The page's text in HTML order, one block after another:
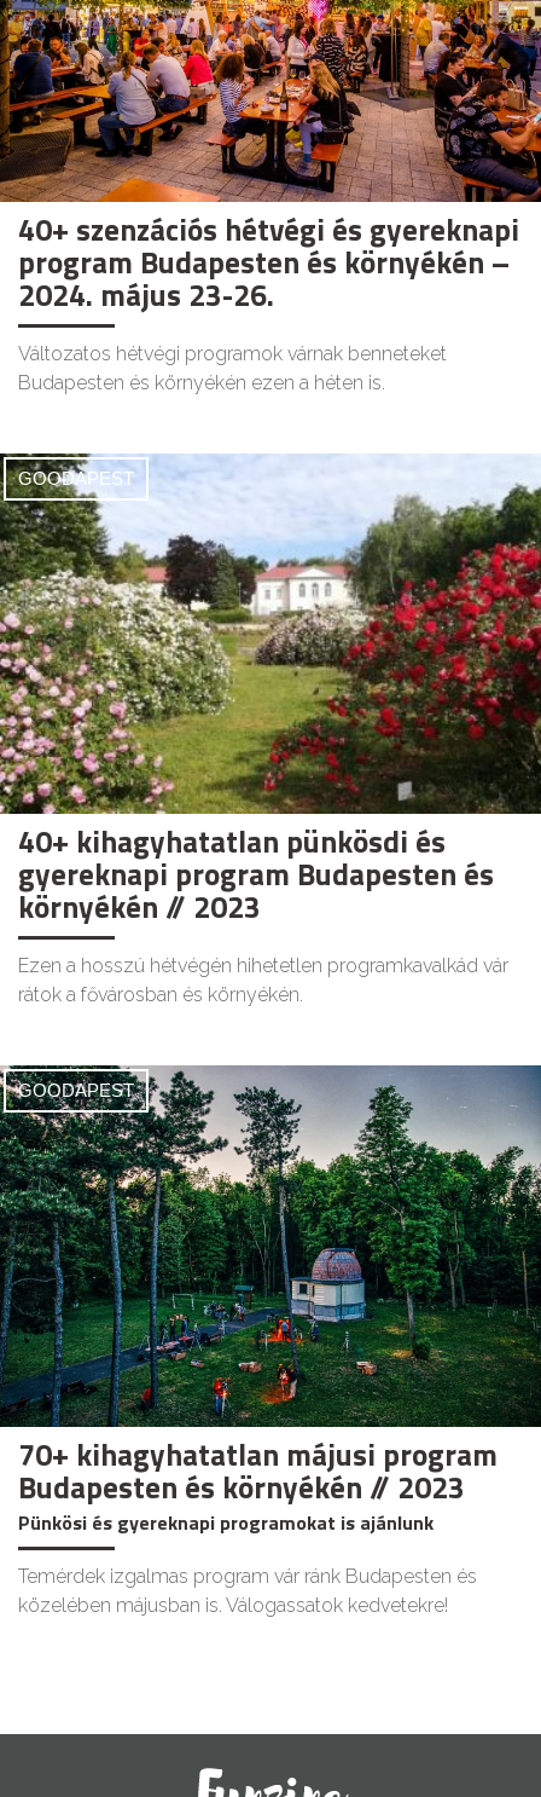
40+ szenzációs hétvégi és gyereknapi
program Budapesten és környékén –
2024. május 23-26.
Változatos hétvégi programok várnak benneteket
Budapesten és környékén ezen a héten is.
GOODAPEST
40+ kihagyhatatlan pünkösdi és
gyereknapi program Budapesten és
környékén // 2023
Ezen a hosszú hétvégén hihetetlen programkavalkád vár
rátok a fővárosban és környékén.
GOODAPEST
70+ kihagyhatatlan májusi program
Budapesten és környékén // 2023
Pünkösi és gyereknapi programokat is ajánlunk
Temérdek izgalmas program vár ránk Budapesten és
közelében májusban is. Válogassatok kedvetekre!